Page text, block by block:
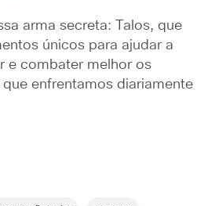
arma secreta: Talos, que
únicos para ajudar a
e combater melhor os
enfrentamos diariamente